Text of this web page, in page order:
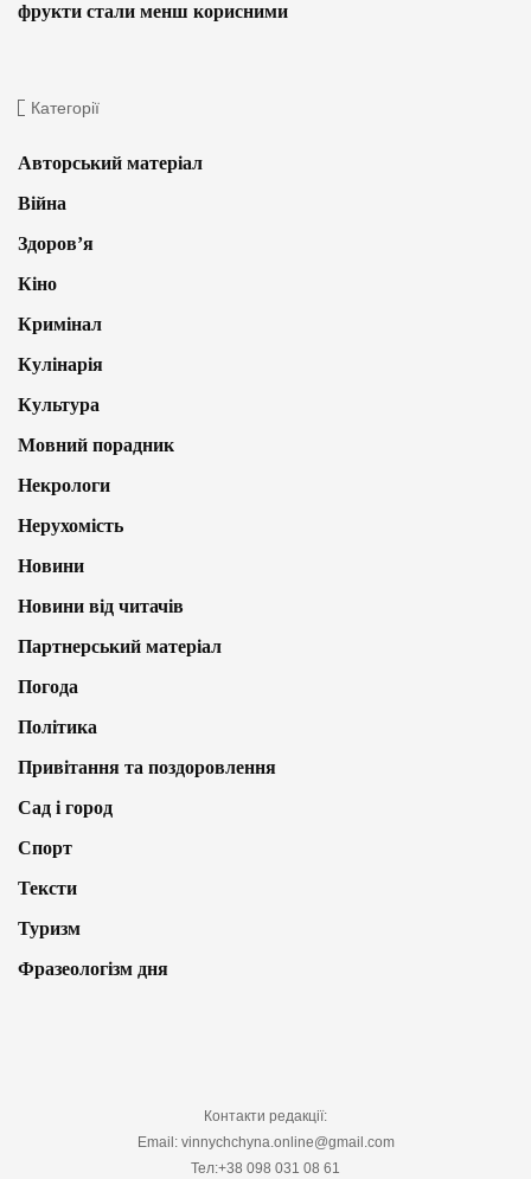
фрукти стали менш корисними
Категорії
Авторський матеріал
Війна
Здоров’я
Кіно
Кримінал
Кулінарія
Культура
Мовний порадник
Некрологи
Нерухомість
Новини
Новини від читачів
Партнерський матеріал
Погода
Політика
Привітання та поздоровлення
Сад і город
Спорт
Тексти
Туризм
Фразеологізм дня
Контакти редакції:
Email: vinnychchyna.online@gmail.com
Тел:+38 098 031 08 61